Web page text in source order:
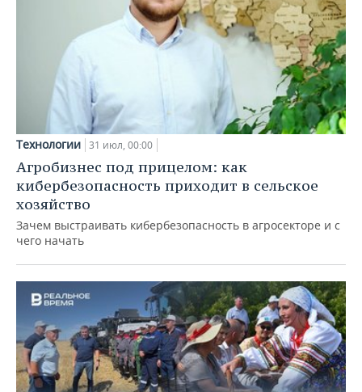
Технологии 31 июл, 00:00
Агробизнес под прицелом: как
кибербезопасность приходит в сельское
хозяйство
Зачем выстраивать кибербезопасность в агросекторе и с
чего начать